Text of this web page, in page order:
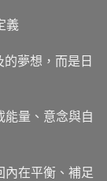
義
夢想，而是日
量、意念與自
在平衡、補足